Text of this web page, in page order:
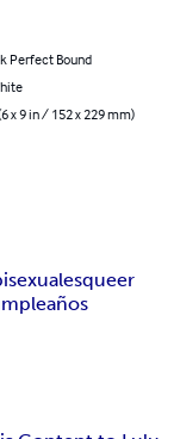
Perfect Bound
x 9 in / 152 x 229 mm)
queer